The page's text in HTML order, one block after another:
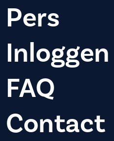
Pers
Inloggen
FAQ
Contact